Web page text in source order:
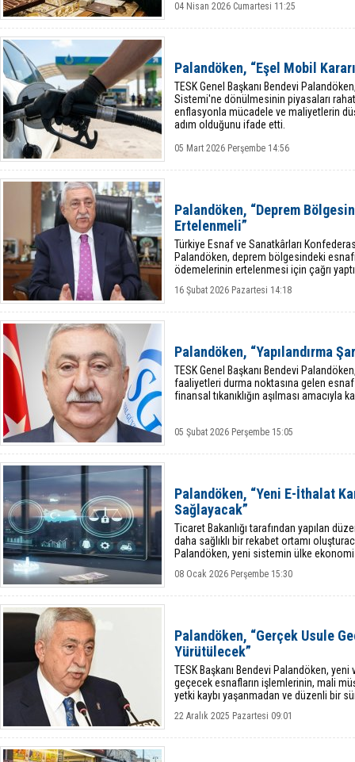
04 Nisan 2026 Cumartesi 11:25
Palandöken, “Eşel Mobil
TESK Genel Başkanı Bendevi
Sistemi'ne dönülmesinin piyasaları
enflasyonla mücadele ve maliyetlerin
adım olduğunu ifade etti.
05 Mart 2026 Perşembe 14:56
Palandöken, “Deprem
Ertelenmeli”
Türkiye Esnaf ve Sanatkârları
Palandöken, deprem bölgesindeki
ödemelerinin ertelenmesi için çağrı
16 Şubat 2026 Pazartesi 14:18
Palandöken, “Yapılandırma
TESK Genel Başkanı Bendevi
faaliyetleri durma noktasına gelen esnaf
finansal tıkanıklığın aşılması
05 Şubat 2026 Perşembe 15:05
Palandöken, “Yeni E-İthalat
Sağlayacak”
Ticaret Bakanlığı tarafından yapılan
daha sağlıklı bir rekabet ortamı
Palandöken, yeni sistemin ülke
08 Ocak 2026 Perşembe 15:30
Palandöken, “Gerçek Usule
Yürütülecek”
TESK Başkanı Bendevi Palandöken,
geçecek esnafların işlemlerinin, mali
yetki kaybı yaşanmadan ve düzenli bir
22 Aralık 2025 Pazartesi 09:01